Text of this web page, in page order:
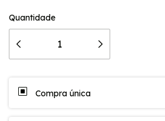
Quantidade
Compra única